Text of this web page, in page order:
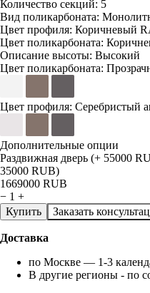
Количество секций: 5
Вид поликарбоната:
Цвет профиля: Коричневый
Цвет поликарбоната:
Описание высоты: Высокий
Цвет поликарбоната:
Цвет профиля: Серебристый
Дополнительные опции
Раздвижная дверь (+ 55000
35000 RUB)
1669000 RUB
− 1 +
Купить
Заказать
Доставка
по Москве — 1-3
В другие регионы - по